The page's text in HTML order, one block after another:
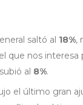
saltó al 18%,
que nos interesa
al 8%.
el último gran